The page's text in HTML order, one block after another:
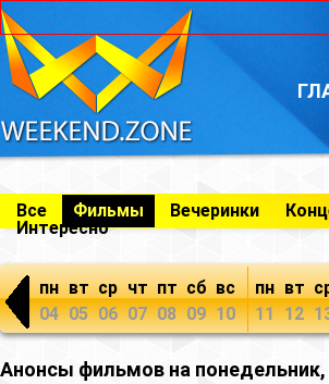
Все Фильмы Вечеринки
Интересно
пн
04
вт
05
ср
06
чт
07
пт
08
сб
09
вс
10
пн
11
вт
12
Анонсы фильмов на понедельник,